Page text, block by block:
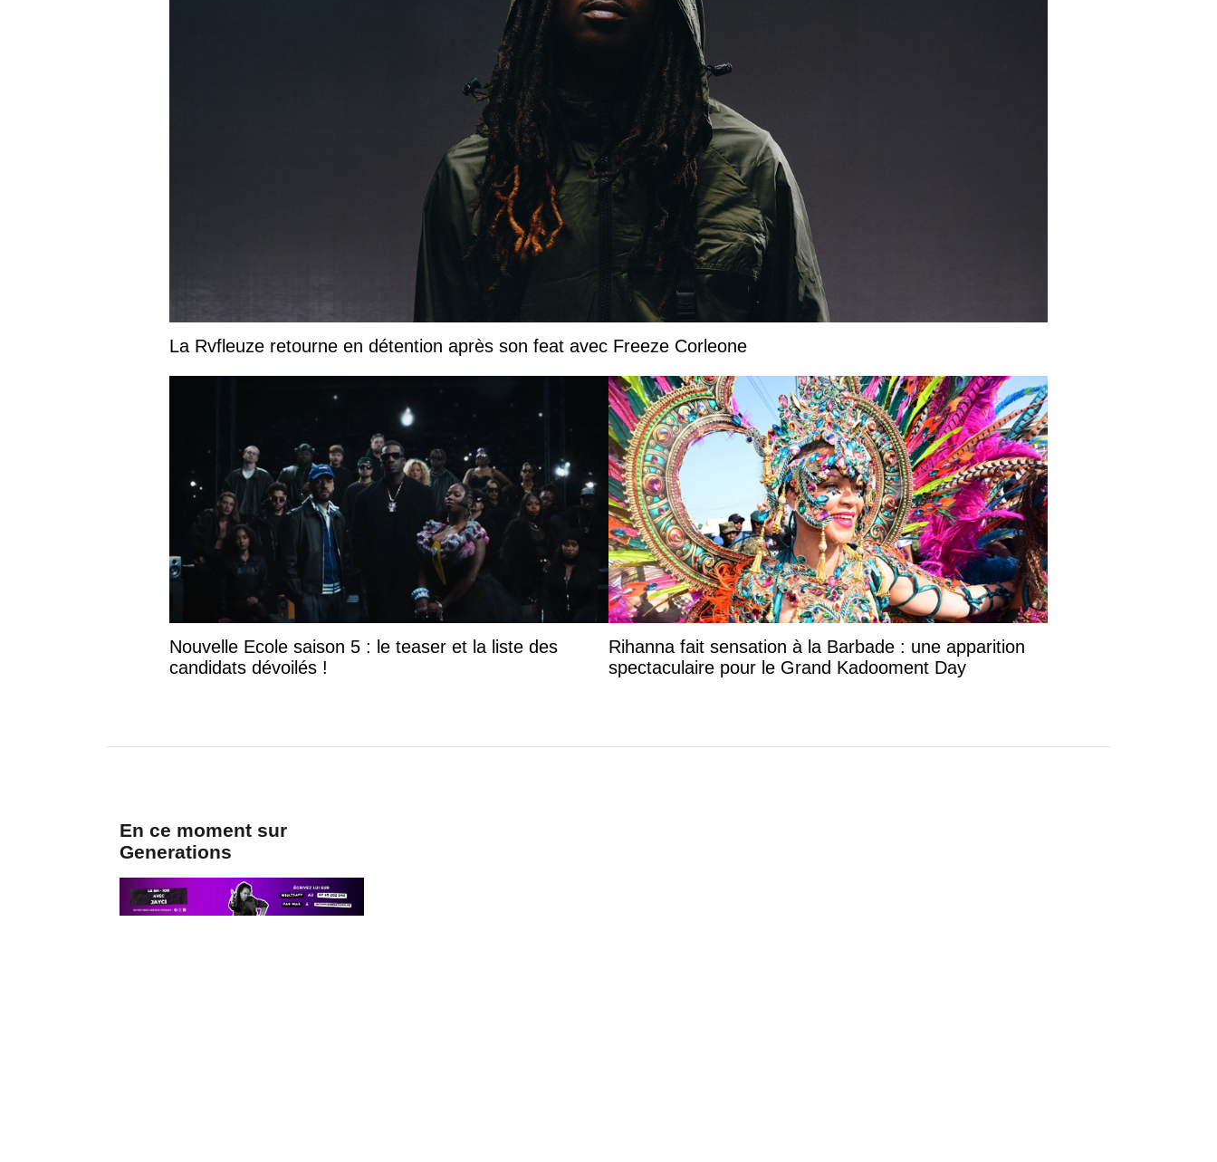
La Rvfleuze retourne en détention après son feat avec Freeze Corleone
Nouvelle Ecole saison 5 : le teaser et la liste des
candidats dévoilés !
Rihanna fait sensation à la Barbade : une apparition
spectaculaire pour le Grand Kadooment Day
En ce moment sur
Generations